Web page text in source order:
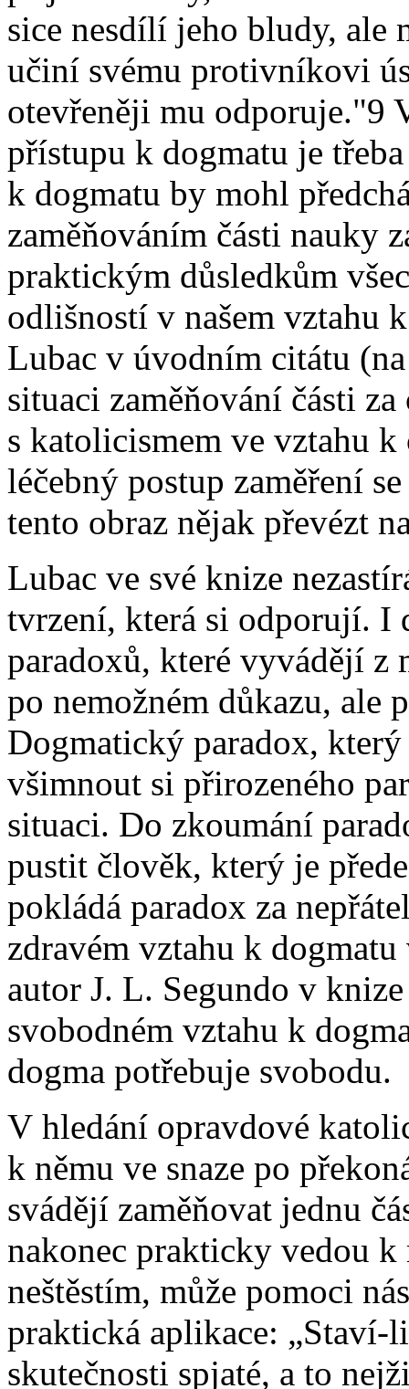
sice nesdílí jeho bludy, ale
učiní svému protivníkovi
otevřeněji mu odporuje."9
přístupu k dogmatu je
k dogmatu by mohl
zaměňováním části nauky
praktickým důsledkům
odlišností v našem vztahu
Lubac v úvodním citátu
situaci zaměňování části
s katolicismem ve vztahu
léčebný postup zaměření
tento obraz nějak převézt
Lubac ve své knize
tvrzení, která si odporují. I
paradoxů, které vyvádějí
po nemožném důkazu, ale
Dogmatický paradox,
všimnout si přirozeného
situaci. Do zkoumání
pustit člověk, který je
pokládá paradox za
zdravém vztahu k
autor J. L. Segundo v
svobodném vztahu k
dogma potřebuje svobodu.
V hledání opravdové
k němu ve snaze po
svádějí zaměňovat jednu
nakonec prakticky vedou
neštěstím, může pomoci
praktická aplikace: „Staví-
skutečnosti spjaté, a to